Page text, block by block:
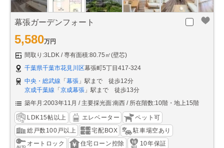
幕張ガーデンフォート
5,580万円
間取り:3LDK
専有面積:80.75㎡(壁芯)
千葉県千葉市花見川区幕張町5丁目417-324
中央・総武線 「 幕張 」駅まで 徒歩12分
京成千葉線 「 京成幕張 」駅まで 徒歩13分
築年月:2003年11月
主要採光面:南西 所在階数:10階・地上15階
LDK15帖以上 エレベーター
ペット可
総戸数100戸以上
宅配BOX
駐車場空あり
オートロック
住宅ローン控除
10年保証